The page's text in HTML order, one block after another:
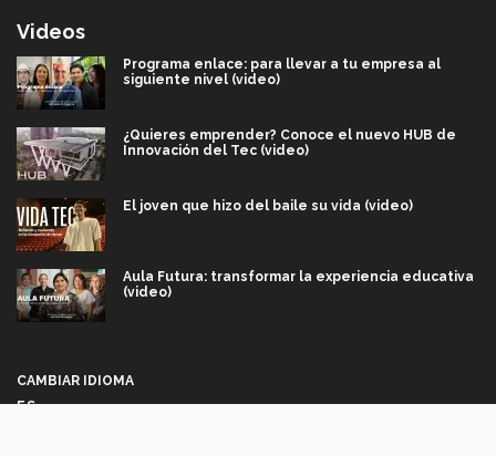
Videos
Programa enlace: para llevar a tu empresa al
siguiente nivel (video)
¿Quieres emprender? Conoce el nuevo HUB de
Innovación del Tec (video)
El joven que hizo del baile su vida (video)
Aula Futura: transformar la experiencia educativa
(video)
CAMBIAR IDIOMA
ES